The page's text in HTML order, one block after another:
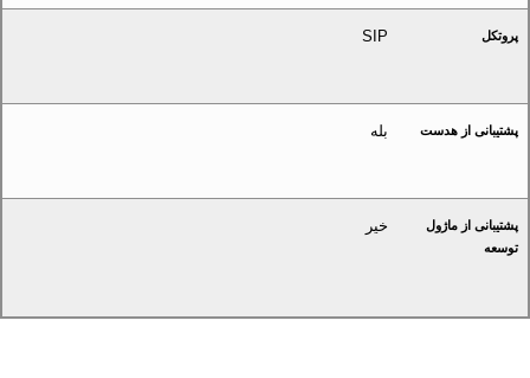
پروتکل SIP
پشتیبانی از هدست بله
پشتیبانی از ماژول
توسعه
خیر